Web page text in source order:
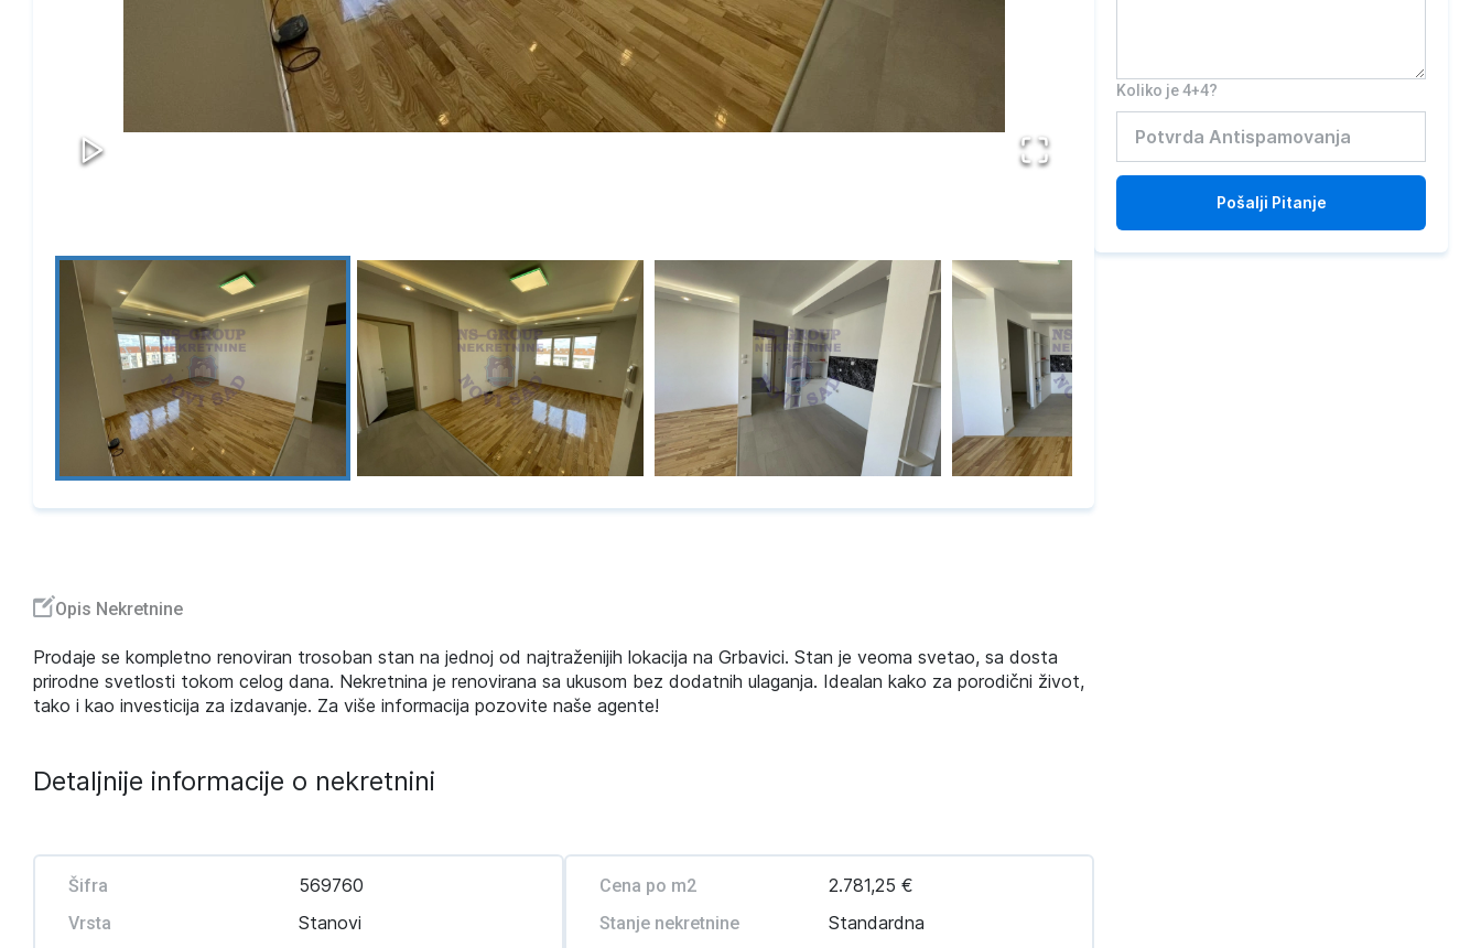
Opis Nekretnine
Prodaje se kompletno renoviran trosoban stan na jednoj od najtraženijih lokacija na Grbavici. Stan je veoma svetao, sa dosta
prirodne svetlosti tokom celog dana. Nekretnina je renovirana sa ukusom bez dodatnih ulaganja. Idealan kako za porodični život,
tako i kao investicija za izdavanje. Za više informacija pozovite naše agente!
Detaljnije informacije o nekretnini
Šifra 569760
Vrsta Stanovi
Cena po m2 2.781,25 €
Stanje nekretnine Standardna
Koliko je 4+4?
Pošalji Pitanje